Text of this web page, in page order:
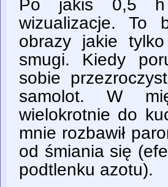
Po jakiś 0,5 h
wizualizacje. To
obrazy jakie tylko
smugi. Kiedy
sobie
samolot. W
wielokrotnie do
mnie rozbawił
od śmiania się
podtlenku azotu).